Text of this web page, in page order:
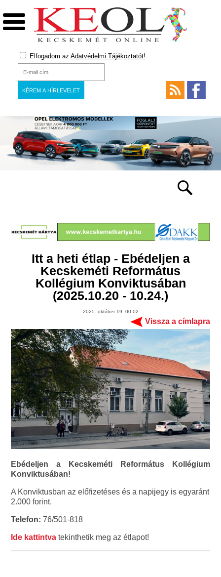
Elfogadom az Adatvédelmi Tájékoztatót!
Itt a heti étlap - Ebédeljen a
Kecskeméti Református
Kollégium Konviktusában
(2025.10.20 - 10.24.)
2025. október 19. 00:02
Vissza a címlapra
Ebédeljen a Kecskeméti Református Kollégium
Konviktusában!
A Konviktusban az előfizetéses és a napijegy is egyaránt
2.000 forint.
Telefon: 76/501-818
Ide kattintva tekinthetik meg az étlapot!